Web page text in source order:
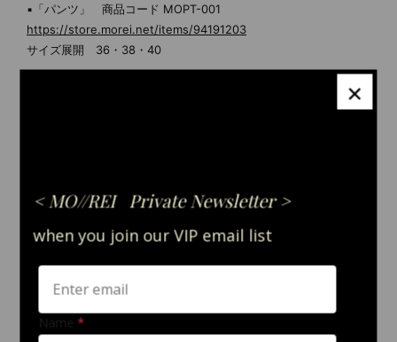
▪「パンツ」 商品コード MOPT-001
https://store.morei.net/items/94191203
サイズ展開 36・38・40
肩幅・39.5cm
バスト・103.5cm
袖丈・45.1cm
【 サイズ感の目安 】
MOREI#40サイズは一般的なL～LLサイズに該当いたします。
ほとんどウェストを絞っていないデザインですので、
×